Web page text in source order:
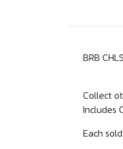
BRB
Collect
Includes
Each